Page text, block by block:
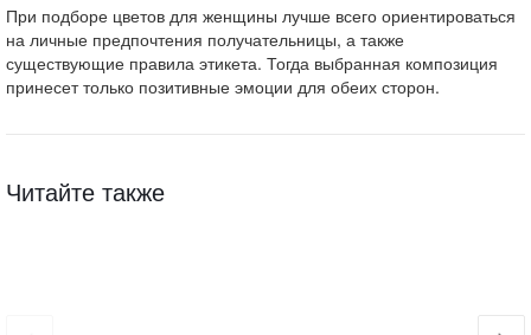
При подборе цветов для женщины лучше всего ориентироваться
на личные предпочтения получательницы, а также
существующие правила этикета. Тогда выбранная композиция
принесет только позитивные эмоции для обеих сторон.
Читайте также